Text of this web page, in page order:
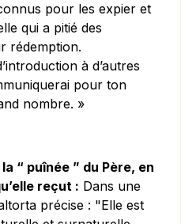
pour les expier et
qui a pitié des
rédemption.
à d’autres
pour ton
nombre. »
“ puînée ” du Père, en
reçut : Dans une
précise : "Elle est